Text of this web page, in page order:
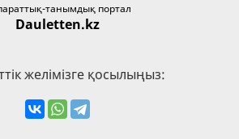
танымдық портал
Dauletten.kz
желімізге қосылыңыз: